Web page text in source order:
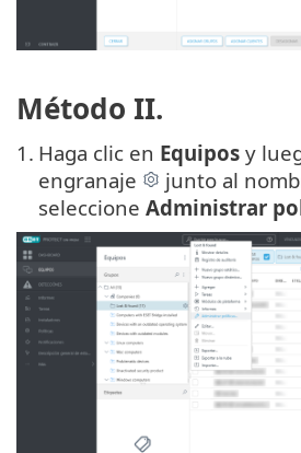
Método II.
1. Haga clic en Equipos y
engranaje
junto al
seleccione Administrar